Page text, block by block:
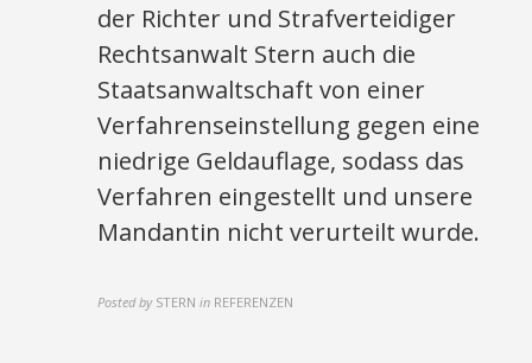
der Richter und Strafverteidiger
Rechtsanwalt Stern auch die
Staatsanwaltschaft von einer
Verfahrenseinstellung gegen eine
niedrige Geldauflage, sodass das
Verfahren eingestellt und unsere
Mandantin nicht verurteilt wurde.
Posted by STERN in REFERENZEN